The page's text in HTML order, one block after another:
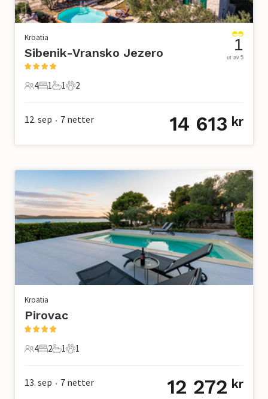
Kroatia
Sibenik-Vransko Jezero
4 Gjester
4
1 Soverom
1
1 Bad
1
2 Kjæledyr
2
1
ut av 5
12. sep • 7 netter 14 613 kr
Kroatia
Pirovac
4 Gjester
4
2 Soverom
2
1 Bad
1
1 Kjæledyr
1
13. sep • 7 netter 12 272 kr